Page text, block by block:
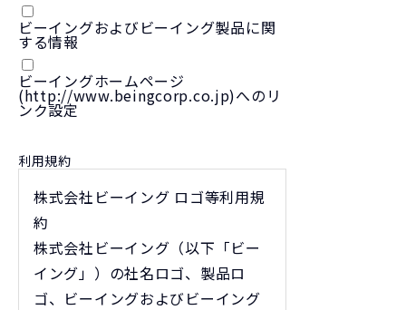
ビーイングおよびビーイング製品に関
する情報
ビーイングホームページ
(http://www.beingcorp.co.jp)へのリ
ンク設定
利用規約
株式会社ビーイング ロゴ等利用規
約
株式会社ビーイング（以下「ビー
イング」）の社名ロゴ、製品ロ
ゴ、ビーイングおよびビーイング